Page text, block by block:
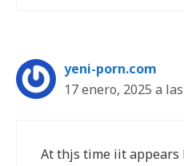
yeni-porn.com
17 enero, 2025 a
At thjs time iit appears